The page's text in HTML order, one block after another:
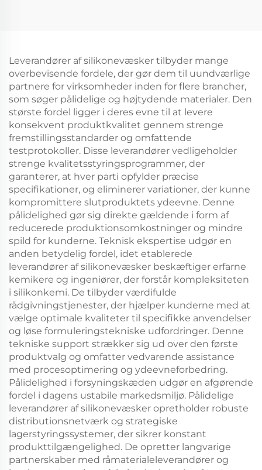
Leverandører af silikonevæsker tilbyder mange
overbevisende fordele, der gør dem til uundværlige
partnere for virksomheder inden for flere brancher,
som søger pålidelige og højtydende materialer. Den
største fordel ligger i deres evne til at levere
konsekvent produktkvalitet gennem strenge
fremstillingsstandarder og omfattende
testprotokoller. Disse leverandører vedligeholder
strenge kvalitetsstyringsprogrammer, der
garanterer, at hver parti opfylder præcise
specifikationer, og eliminerer variationer, der kunne
kompromittere slutproduktets ydeevne. Denne
pålidelighed gør sig direkte gældende i form af
reducerede produktionsomkostninger og mindre
spild for kunderne. Teknisk ekspertise udgør en
anden betydelig fordel, idet etablerede
leverandører af silikonevæsker beskæftiger erfarne
kemikere og ingeniører, der forstår kompleksiteten
i silikonkemi. De tilbyder værdifulde
rådgivningstjenester, der hjælper kunderne med at
vælge optimale kvaliteter til specifikke anvendelser
og løse formuleringstekniske udfordringer. Denne
tekniske support strækker sig ud over den første
produktvalg og omfatter vedvarende assistance
med procesoptimering og ydeevneforbedring.
Pålidelighed i forsyningskæden udgør en afgørende
fordel i dagens ustabile markedsmiljø. Pålidelige
leverandører af silikonevæsker opretholder robuste
distributionsnetværk og strategiske
lagerstyringssystemer, der sikrer konstant
produkttilgængelighed. De opretter langvarige
partnerskaber med råmaterialeleverandører og